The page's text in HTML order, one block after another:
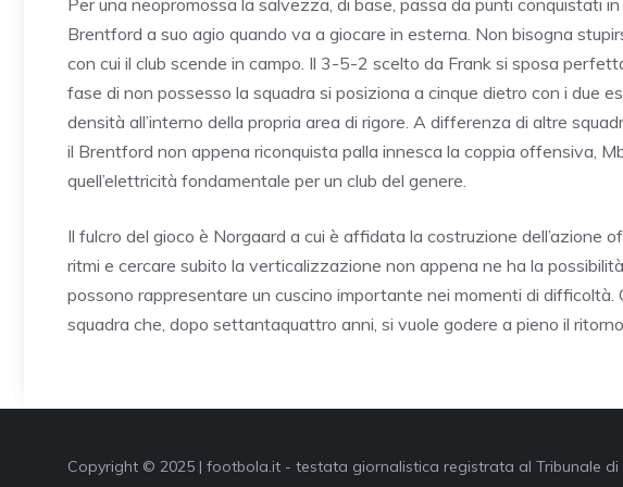
Per una neopromossa la salvezza, di base, passa da punti conquistati
Brentford a suo agio quando va a giocare in esterna. Non bisogna
con cui il club scende in campo. Il 3-5-2 scelto da Frank si sposa
fase di non possesso la squadra si posiziona a cinque dietro con i due
densità all’interno della propria area di rigore. A differenza di altre
il Brentford non appena riconquista palla innesca la coppia offensiva,
quell’elettricità fondamentale per un club del genere.
Il fulcro del gioco è Norgaard a cui è affidata la costruzione dell’azione
ritmi e cercare subito la verticalizzazione non appena ne ha la
possono rappresentare un cuscino importante nei momenti di
squadra che, dopo settantaquattro anni, si vuole godere a pieno il
Copyright © 2025 | footbola.it - testata giornalistica registrata al Tribunale di